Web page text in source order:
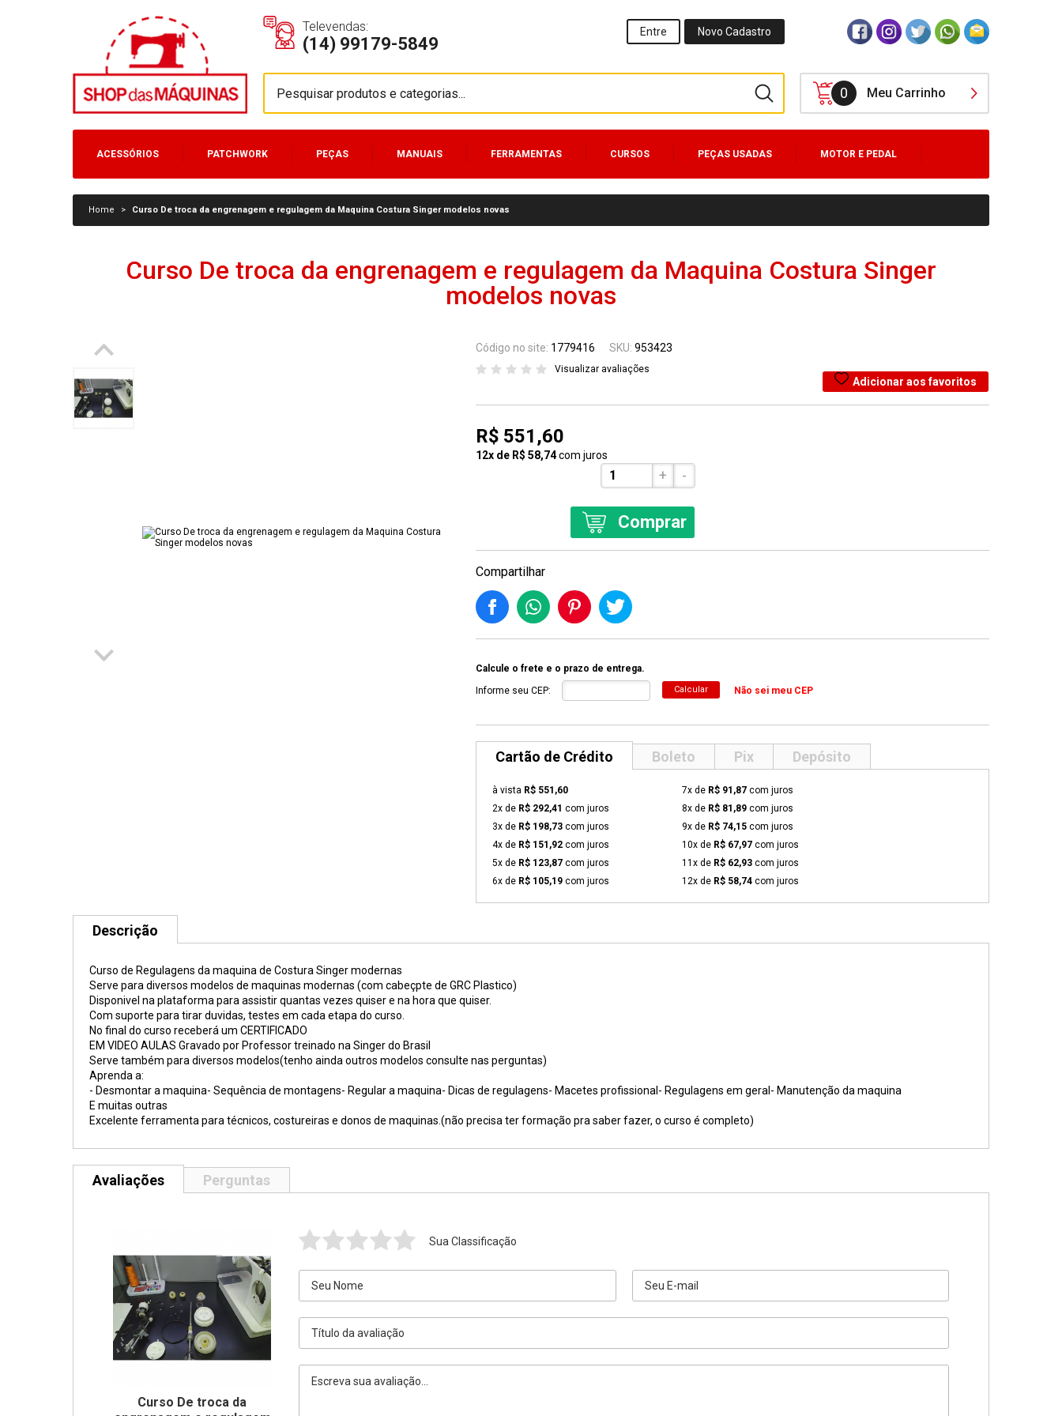
Televendas:
(14) 99179-5849
Entre Novo Cadastro
0 Meu Carrinho
ACESSÓRIOS PATCHWORK PEÇAS MANUAIS FERRAMENTAS CURSOS PEÇAS USADAS MOTOR E PEDAL
Home > Curso De troca da engrenagem e regulagem da Maquina Costura Singer modelos novas
Curso De troca da engrenagem e regulagem da Maquina Costura Singer
modelos novas
Código no site: 1779416 SKU: 953423
Visualizar avaliações
Adicionar aos favoritos
R$ 551,60
12x de R$ 58,74com juros
+ -
Comprar
Compartilhar
Calcule o frete e o prazo de entrega.
Informe seu CEP:
Calcular Não sei meu CEP
Cartão de Crédito Boleto Pix Depósito
à vista R$ 551,60
2x de R$ 292,41 com juros
3x de R$ 198,73 com juros
4x de R$ 151,92 com juros
5x de R$ 123,87 com juros
6x de R$ 105,19 com juros
7x de R$ 91,87 com juros
8x de R$ 81,89 com juros
9x de R$ 74,15 com juros
10x de R$ 67,97 com juros
11x de R$ 62,93 com juros
12x de R$ 58,74 com juros
Descrição
Curso de Regulagens da maquina de Costura Singer modernas
Serve para diversos modelos de maquinas modernas (com cabeçpte de GRC Plastico)
Disponivel na plataforma para assistir quantas vezes quiser e na hora que quiser.
Com suporte para tirar duvidas, testes em cada etapa do curso.
No final do curso receberá um CERTIFICADO
EM VIDEO AULAS Gravado por Professor treinado na Singer do Brasil
Serve também para diversos modelos(tenho ainda outros modelos consulte nas perguntas)
Aprenda a:
- Desmontar a maquina- Sequência de montagens- Regular a maquina- Dicas de regulagens- Macetes profissional- Regulagens em geral- Manutenção da maquina
E muitas outras
Excelente ferramenta para técnicos, costureiras e donos de maquinas.(não precisa ter formação pra saber fazer, o curso é completo)
Avaliações Perguntas
Curso De troca da
Sua Classificação